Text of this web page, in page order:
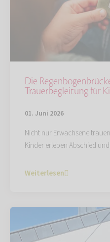
Die
Trauerbegleitung für
01. Juni 2026
Nicht nur Erwachsene
Kinder erleben Abschied
Weiterlesen